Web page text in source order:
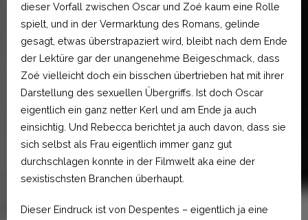
dieser Vorfall zwischen Oscar und Zoé kaum eine Rolle
spielt, und in der Vermarktung des Romans, gelinde
gesagt, etwas überstrapaziert wird, bleibt nach dem Ende
der Lektüre gar der unangenehme Beigeschmack, dass
Zoé vielleicht doch ein bisschen übertrieben hat mit ihrer
Darstellung des sexuellen Übergriffs. Ist doch Oscar
eigentlich ein ganz netter Kerl und am Ende ja auch
einsichtig. Und Rebecca berichtet ja auch davon, dass sie
sich selbst als Frau eigentlich immer ganz gut
durchschlagen konnte in der Filmwelt aka eine der
sexistischsten Branchen überhaupt.
Dieser Eindruck ist von Despentes – eigentlich ja eine